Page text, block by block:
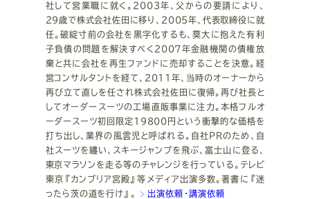
ー
ル
社して営業職に就く。2003年、父からの要請により、
29歳で株式会社佐田に移り、2005年、代表取締役に就
任。破綻寸前の会社を黒字化するも、莫大に抱えた有利
子負債の問題を解決すべく2007年金融機関の債権放
棄と共に会社を再生ファンドに売却することを決意。経
営コンサルタントを経て、2011年、当時のオーナーから
再び立て直しを任され株式会社佐田に復帰。再び社長と
してオーダースーツの工場直販事業に注力。本格フルオ
ーダースーツ初回限定19800円という衝撃的な価格を
打ち出し、業界の風雲児と呼ばれる。自社PRのため、自
社スーツを纏い、スキージャンプを飛ぶ、富士山に登る、
東京マラソンを走る等のチャレンジを行っている。テレビ
東京『カンブリア宮殿』等メディア出演多数。著書に『迷
ったら茨の道を行け』。
出演依頼・講演依頼